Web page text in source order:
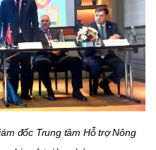
đốc Trung tâm Hỗ trợ Nông